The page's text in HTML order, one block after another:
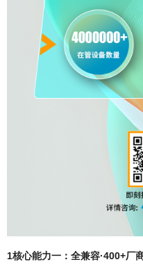
1核心能力一：全兼容·400+厂